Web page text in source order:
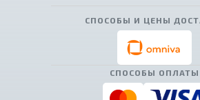
СПОСОБЫ И ЦЕНЫ
СПОСОБЫ ОПЛАТЫ